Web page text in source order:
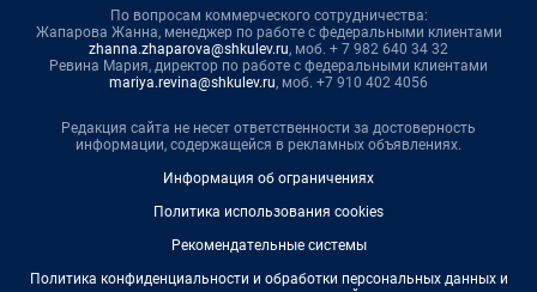
По вопросам коммерческого сотрудничества:
Жапарова Жанна, менеджер по работе с федеральными клиентами
zhanna.zhaparova@shkulev.ru, моб. + 7 982 640 34 32
Ревина Мария, директор по работе с федеральными клиентами
mariya.revina@shkulev.ru, моб. +7 910 402 4056
Редакция сайта не несет ответственности за достоверность
информации, содержащейся в рекламных объявлениях.
Информация об ограничениях
Политика использования cookies
Рекомендательные системы
Политика конфиденциальности и обработки персональных данных и